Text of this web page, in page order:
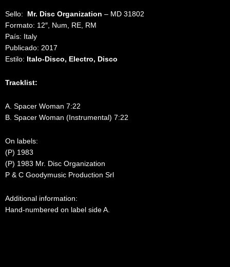
Sello: Mr. Disc Organization ‎– MD 31802
Formato: 12″, Num, RE, RM
País: Italy
Publicado: 2017
Estilo: Italo-Disco, Electro, Disco
Tracklist:
A. Spacer Woman 7:22
B. Spacer Woman (Instrumental) 7:22
On labels:
(P) 1983
(P) 1983 Mr. Disc Organization
P & C Goodymusic Production Srl
Additional information:
Hand-numbered on label side A.